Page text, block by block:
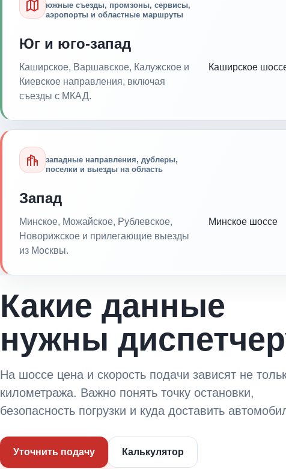
южные съезды, промзоны, сервисы,
аэропорты и областные маршруты
Юг и юго-запад
Каширское, Варшавское, Калужское и
Киевское направления, включая
съезды с МКАД.
Каширское
западные направления, дублеры,
поселки и выезды на область
Запад
Минское, Можайское, Рублевское,
Новорижское и прилегающие выезды
из Москвы.
Минское шоссе
Какие данные
нужны
На шоссе цена и скорость подачи зависят не
километража. Важно понять точку остановки,
безопасность погрузки и куда доставить
Уточнить подачу Калькулятор